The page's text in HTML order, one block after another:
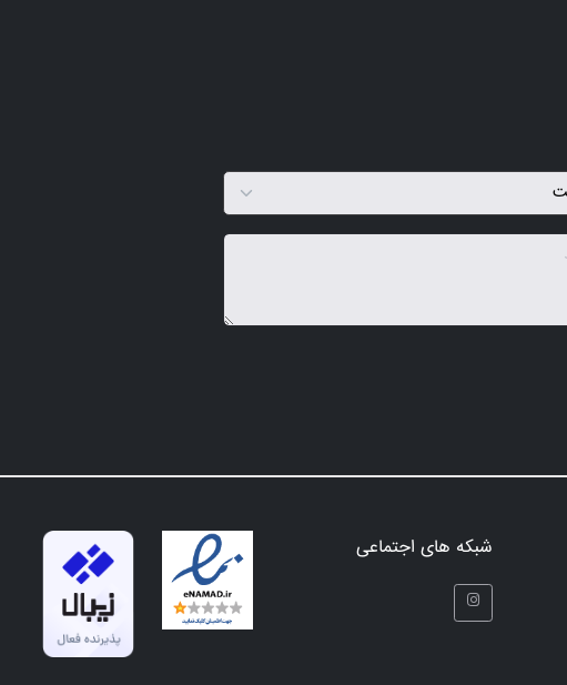
شبکه های اجتماعی